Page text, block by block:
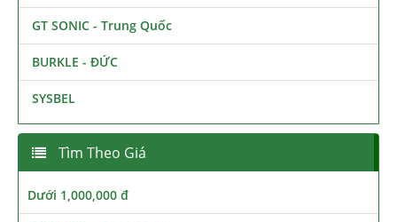
GT SONIC - Trung Quốc
BURKLE - ĐỨC
SYSBEL
Tìm Theo Giá
Dưới 1,000,000 đ